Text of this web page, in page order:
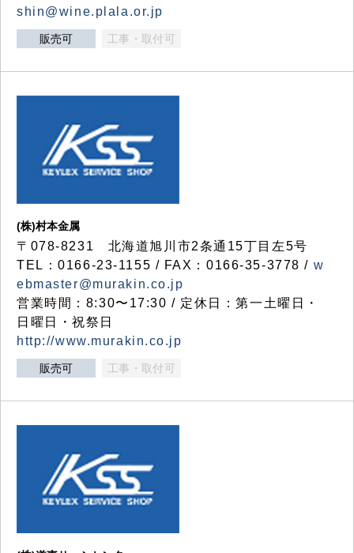
shin@wine.plala.or.jp
販売可 工事・取付可
(株)村本金属
〒078-8231 北海道旭川市2条通15丁目左5号
TEL：0166-23-1155 / FAX：0166-35-3778 / w
ebmaster@murakin.co.jp
営業時間：8:30〜17:30 / 定休日：第一土曜日・
日曜日・祝祭日
http://www.murakin.co.jp
販売可 工事・取付可